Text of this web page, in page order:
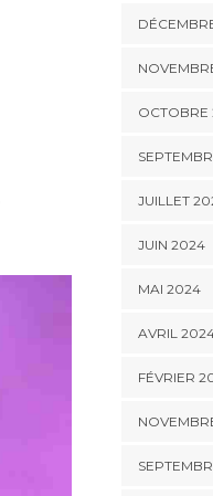
JUILLET
JUIN 2024
MAI 2024
AVRIL
FÉVRIER